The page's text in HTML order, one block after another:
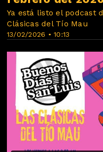
13/02/2026 • 10:13
Ya está listo el podcast
Clásicas del Tío Mau